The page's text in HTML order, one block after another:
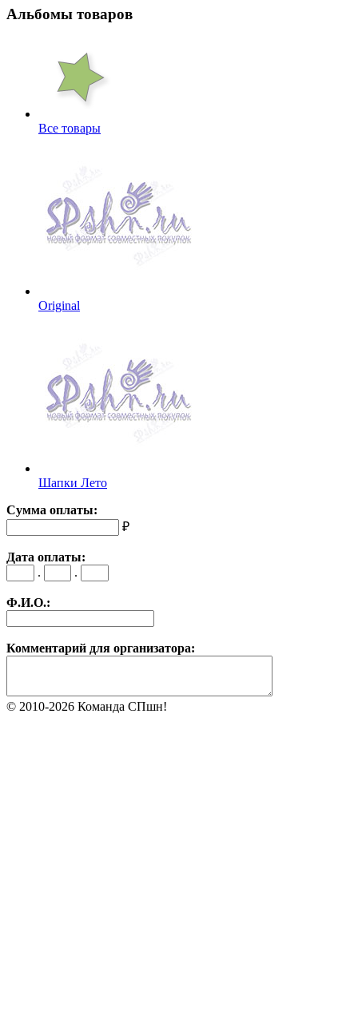
Альбомы товаров
Все товары
Original
Шапки Лето
Сумма оплаты:
₽
Дата оплаты:
.
.
Ф.И.О.:
Комментарий для организатора:
© 2010-2026 Команда СПшн!